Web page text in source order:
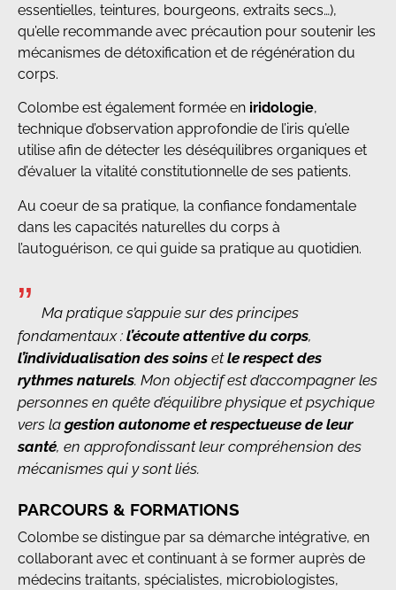
essentielles, teintures, bourgeons, extraits secs…),
qu’elle recommande avec précaution pour soutenir les
mécanismes de détoxification et de régénération du
corps.
Colombe est également formée en iridologie,
technique d’observation approfondie de l’iris qu’elle
utilise afin de détecter les déséquilibres organiques et
d’évaluer la vitalité constitutionnelle de ses patients.
Au coeur de sa pratique, la confiance fondamentale
dans les capacités naturelles du corps à
l’autoguérison, ce qui guide sa pratique au quotidien.
” Ma pratique s’appuie sur des principes
fondamentaux : l’écoute attentive du corps,
l’individualisation des soins etle respect des
rythmes naturels. Mon objectif est d’accompagner les
personnes en quête d’équilibre physique et psychique
vers la gestion autonome et respectueuse de leur
santé, en approfondissant leur compréhension des
mécanismes qui y sont liés.
PARCOURS & FORMATIONS
Colombe se distingue par sa démarche intégrative, en
collaborant avec et continuant à se former auprès de
médecins traitants, spécialistes, microbiologistes,